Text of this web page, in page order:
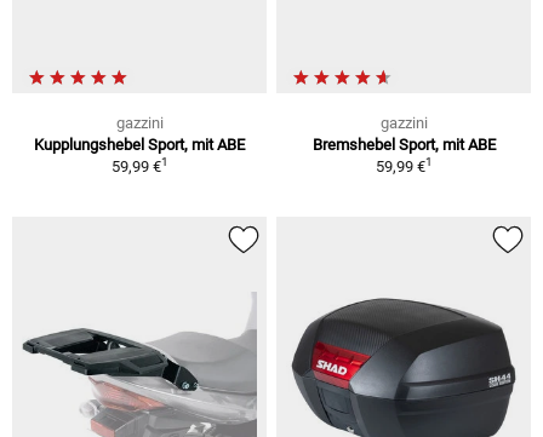
gazzini
Kupplungshebel Sport, mit ABE
59,99 €1
gazzini
Bremshebel Sport, mit ABE
59,99 €1